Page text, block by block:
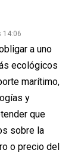
14:06
a uno
ecológicos
marítimo,
y
que
sobre la
o precio del